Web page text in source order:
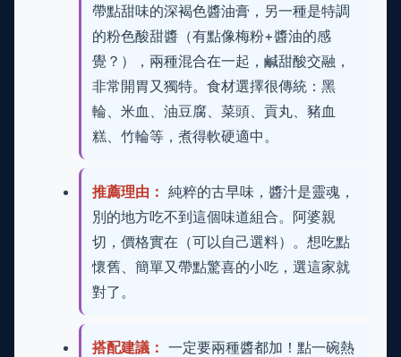
帶點甜味的深褐色醬油膏，另一種是特調
的粉色酸甜醬（有點像梅粉+醬油的感
覺？），兩種混合在一起，鹹甜酸交融，
非常開胃又獨特。食材選擇很傳統：黑
輪、米血、油豆腐、菜頭、貢丸、豬血
糕、竹輪等，煮得軟硬適中。
推薦理由： 純粹的古早味，醬汁是靈魂，
別的地方吃不到這個味道組合。阿婆親
切，價格實在（可以自己選料）。想吃點
懷舊、簡單又帶點驚喜的小吃，選這家就
對了。
搭配建議： 一定要兩種醬都加！點一碗熱